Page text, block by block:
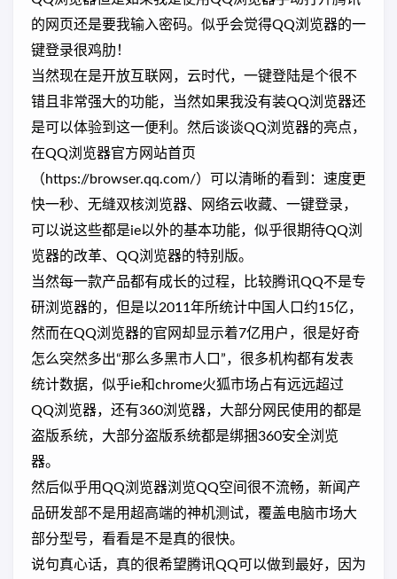
的网页还是要我输入密码。似乎会觉得QQ浏览器的一
键登录很鸡肋！
当然现在是开放互联网，云时代，一键登陆是个很不
错且非常强大的功能，当然如果我没有装QQ浏览器还
是可以体验到这一便利。然后谈谈QQ浏览器的亮点，
在QQ浏览器官方网站首页
（https://browser.qq.com/）可以清晰的看到：速度更
快一秒、无缝双核浏览器、网络云收藏、一键登录，
可以说这些都是ie以外的基本功能，似乎很期待QQ浏
览器的改革、QQ浏览器的特别版。
当然每一款产品都有成长的过程，比较腾讯QQ不是专
研浏览器的，但是以2011年所统计中国人口约15亿，
然而在QQ浏览器的官网却显示着7亿用户，很是好奇
怎么突然多出“那么多黑市人口”，很多机构都有发表
统计数据，似乎ie和chrome火狐市场占有远远超过
QQ浏览器，还有360浏览器，大部分网民使用的都是
盗版系统，大部分盗版系统都是绑捆360安全浏览
器。
然后似乎用QQ浏览器浏览QQ空间很不流畅，新闻产
品研发部不是用超高端的神机测试，覆盖电脑市场大
部分型号，看看是不是真的很快。
说句真心话，真的很希望腾讯QQ可以做到最好，因为